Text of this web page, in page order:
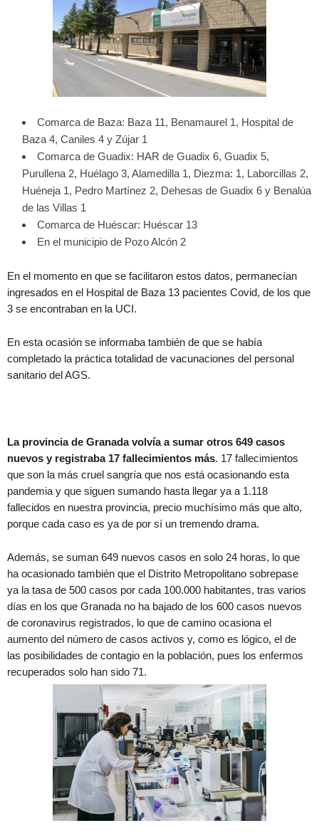
Comarca de Baza: Baza 11, Benamaurel 1, Hospital de
Baza 4, Caniles 4 y Zújar 1
Comarca de Guadix: HAR de Guadix 6, Guadix 5,
Purullena 2, Huélago 3, Alamedilla 1, Diezma: 1, Laborcillas 2,
Huéneja 1, Pedro Martínez 2, Dehesas de Guadix 6 y Benalúa
de las Villas 1
Comarca de Huéscar: Huéscar 13
En el municipio de Pozo Alcón 2
En el momento en que se facilitaron estos datos, permanecían
ingresados en el Hospital de Baza 13 pacientes Covid, de los que
3 se encontraban en la UCI.
En esta ocasión se informaba también de que se había
completado la práctica totalidad de vacunaciones del personal
sanitario del AGS.
La provincia de Granada volvía a sumar otros 649 casos
nuevos y registraba 17 fallecimientos más. 17 fallecimientos
que son la más cruel sangría que nos está ocasionando esta
pandemia y que siguen sumando hasta llegar ya a 1.118
fallecidos en nuestra provincia, precio muchísimo más que alto,
porque cada caso es ya de por sí un tremendo drama.
Además, se suman 649 nuevos casos en solo 24 horas, lo que
ha ocasionado también que el Distrito Metropolitano sobrepase
ya la tasa de 500 casos por cada 100.000 habitantes, tras varios
días en los que Granada no ha bajado de los 600 casos nuevos
de coronavirus registrados, lo que de camino ocasiona el
aumento del número de casos activos y, como es lógico, el de
las posibilidades de contagio en la población, pues los enfermos
recuperados solo han sido 71.